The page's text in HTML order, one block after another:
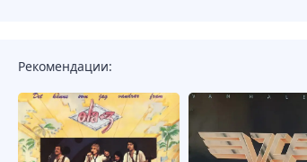
Рекомендации: